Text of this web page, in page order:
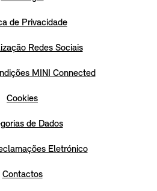
de Privacidade
Redes Sociais
MINI Connected
Cookies
de Dados
Eletrónico
Contactos